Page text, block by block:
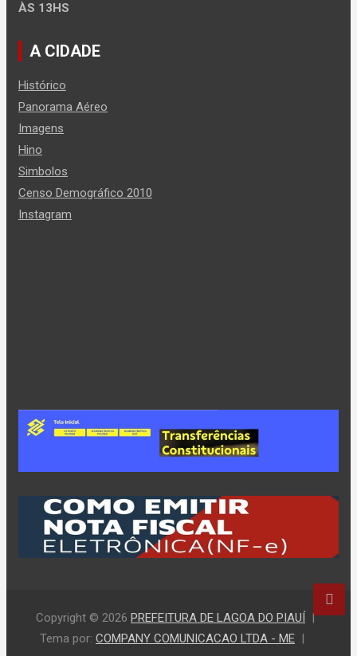
ÀS 13HS
A CIDADE
Histórico
Panorama Aéreo
Imagens
Hino
Simbolos
Censo Demográfico 2010
Instagram
Copyright © 2026 PREFEITURA DE LAGOA DO PIAUÍ
Tema por: COMPANY COMUNICACAO LTDA - ME